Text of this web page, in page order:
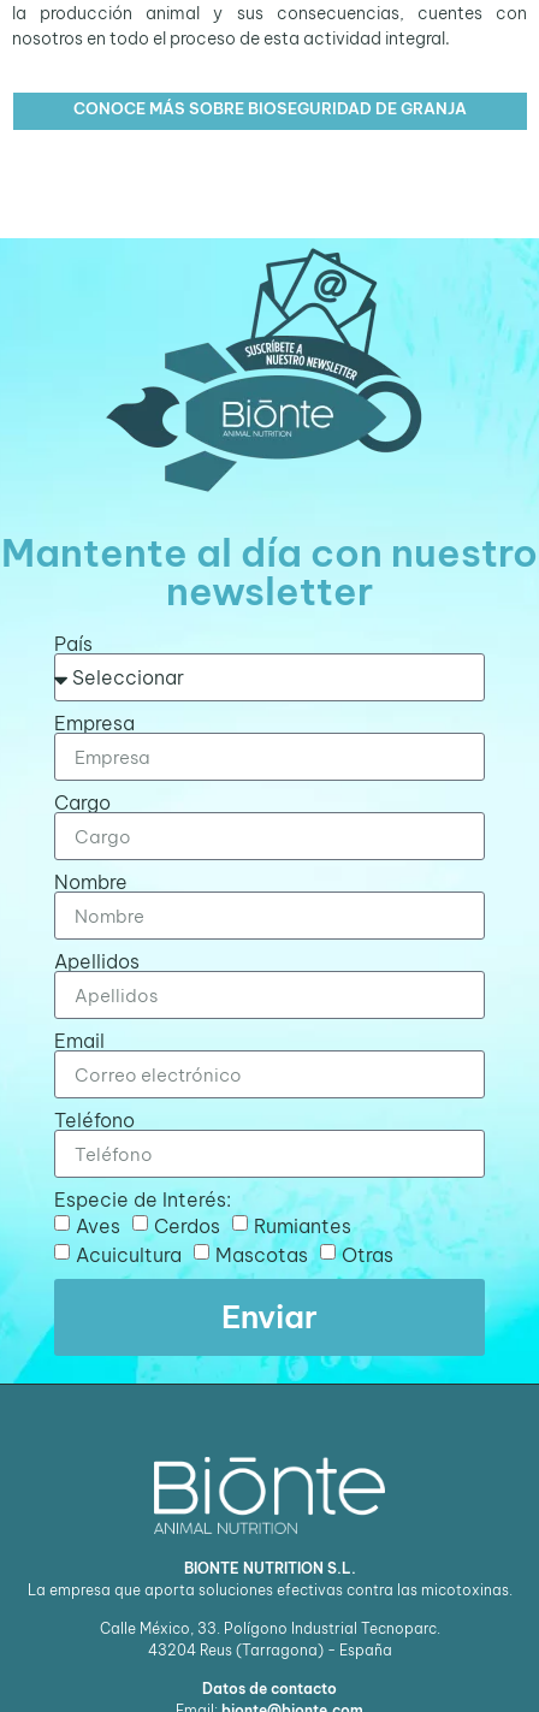
la producción animal y sus consecuencias, cuentes con
nosotros en todo el proceso de esta actividad integral.
CONOCE MÁS SOBRE BIOSEGURIDAD DE GRANJA
Mantente al día con nuestro
newsletter
País
Empresa
Cargo
Nombre
Apellidos
Email
Teléfono
Especie de Interés:
Aves
Cerdos
Rumiantes
Acuicultura
Mascotas Otras
Enviar
BIONTE NUTRITION S.L.
La empresa que aporta soluciones efectivas contra las micotoxinas.
Calle México, 33. Polígono Industrial Tecnoparc.
43204 Reus (Tarragona) - España
Datos de contacto